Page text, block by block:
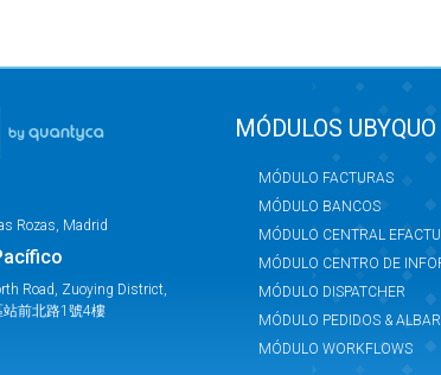
Rozas, Madrid
Road, Zuoying District,
前北路1號4樓
MÓDULOS UBYQUO
MÓDULO FACTURAS
MÓDULO BANCOS
MÓDULO CENTRAL
MÓDULO CENTRO DE
MÓDULO DISPATCHER
MÓDULO PEDIDOS &
MÓDULO WORKFLOWS